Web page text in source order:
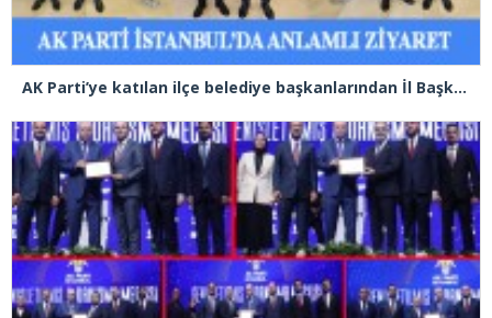
AK Parti’ye katılan ilçe belediye başkanlarından İl Başkanı Özdemir’e ziyaret